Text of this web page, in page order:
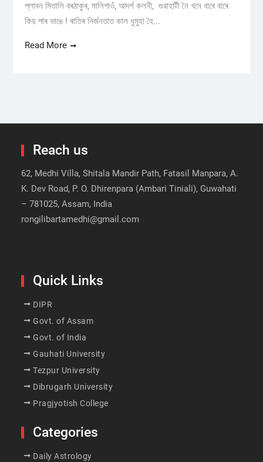
প্লাবন মিতালি বৰঠাকুৰ, মালিগাওঁ, আদৰ্শ কলনী, গুৱাহাটী নৈ খনে বাৰে বাৰে
কিয় পাৰ ভাঙে ! ৰাতিৰ নিৰ্জনতাত কাল ধুমুহা হৈ...
Read More
Reach us
62, Medhi Villa, Shitala Mandir Path, Fatasil Manpara, A.
K. Dev Road, P. O. Dhirenpara (Ambari Tiniali), Guwahati
– 781025, Assam, India
rongilibartamedhi@gmail.com
Quick Links
DIPR
Govt. of Assam
Govt. of India
Gauhati University
Tezpur University
Dibrugarh University
Pragjyotish College
Categories
Daily Astrology